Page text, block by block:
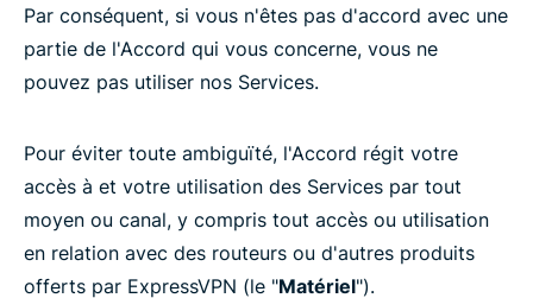
Par conséquent, si vous n'êtes pas d'accord avec une
partie de l'Accord qui vous concerne, vous ne
pouvez pas utiliser nos Services.
Pour éviter toute ambiguïté, l'Accord régit votre
accès à et votre utilisation des Services par tout
moyen ou canal, y compris tout accès ou utilisation
en relation avec des routeurs ou d'autres produits
offerts par ExpressVPN (le "Matériel").